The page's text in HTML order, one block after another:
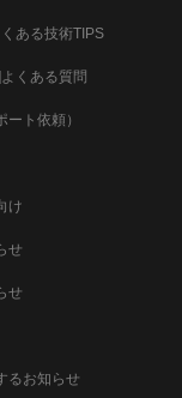
ある技術TIPS
くある質問
ト依頼）
け
せ
せ
るお知らせ